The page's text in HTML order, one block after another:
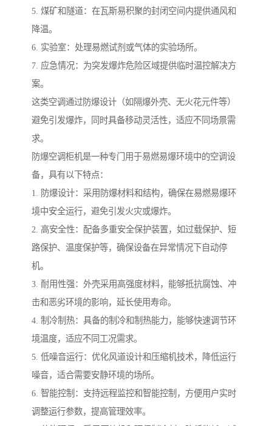
5. 煤矿和隧道：在瓦斯易积聚的封闭空间内提供通风和
降温。
6. 实验室：处理易燃试剂或气体的实验场所。
7. 应急情况：为突发爆炸危险区域提供临时温控解决方
案。
这类空调通过防爆设计（如隔爆外壳、无火花元件等）
避免引发爆炸，同时具备移动灵活性，适应不同场景需
求。
防爆空调柜机是一种专门用于易燃易爆环境中的空调设
备，具有以下特点：
1. 防爆设计：采用防爆材料和结构，确保在易燃易爆环
境中安全运行，避免引发火灾或爆炸。
2. 高安全性：配备多重安全保护装置，如过载保护、短
路保护、温度保护等，确保设备在异常情况下自动停
机。
3. 耐用性强：外壳采用高强度材料，能够抵抗腐蚀、冲
击和恶劣环境的影响，延长使用寿命。
4. 制冷制热：具备的制冷和制热能力，能够快速调节环
境温度，适应不同工况需求。
5. 低噪音运行：优化风道设计和压缩机技术，降低运行
噪音，适合需要安静环境的场所。
6. 智能控制：支持远程监控和智能控制，方便用户实时
调整运行参数，提高管理效率。